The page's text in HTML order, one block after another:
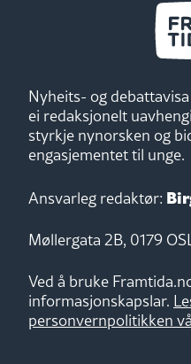
Nyheits- og
ei redaksjonelt
styrkje nynorsken og
engasjementet til unge.
Ansvarleg redaktør:
Møllergata 2B, 0179
Ved å bruke
informasjonskapslar.
personvernpolitikken